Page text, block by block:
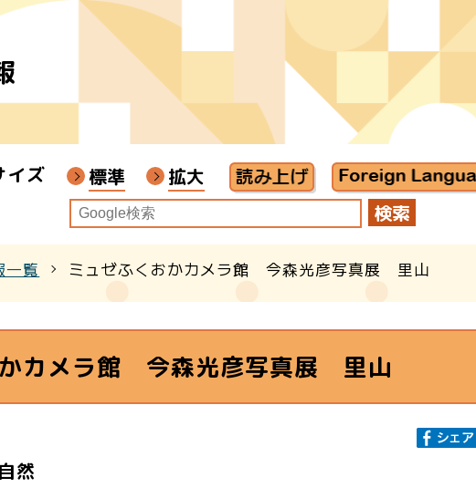
イズ 標準 拡大
一覧 ミュゼふくおかカメラ館 今森光彦写真展 里山
かカメラ館 今森光彦写真展 里山
然